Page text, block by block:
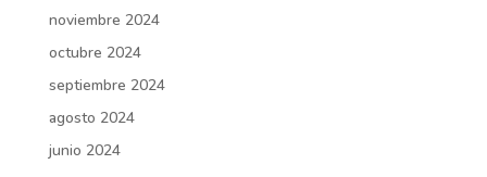
noviembre 2024
octubre 2024
septiembre 2024
agosto 2024
junio 2024